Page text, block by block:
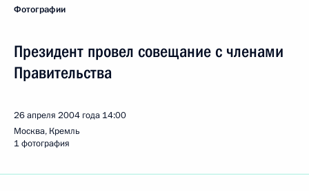
Фотографии
Президент провел совещание с членами
Правительства
26 апреля 2004 года 14:00
Москва, Кремль
1 фотография